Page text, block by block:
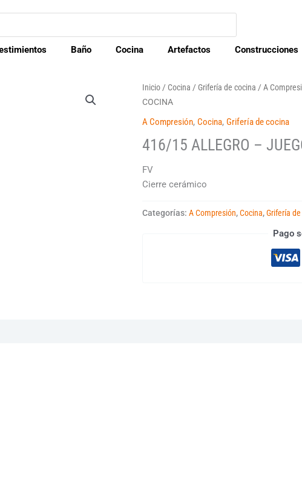
o
e
e
l
o
Baño Cocina Artefactos Construcciones
Inicio / Cocina / Grifería de cocina /A
COCINA
A Compresión, Cocina,Grifería de cocina
416/15 ALLEGRO –
FV
Cierre cerámico
Categorías:A Compresión,Cocina,Grifería
Pago